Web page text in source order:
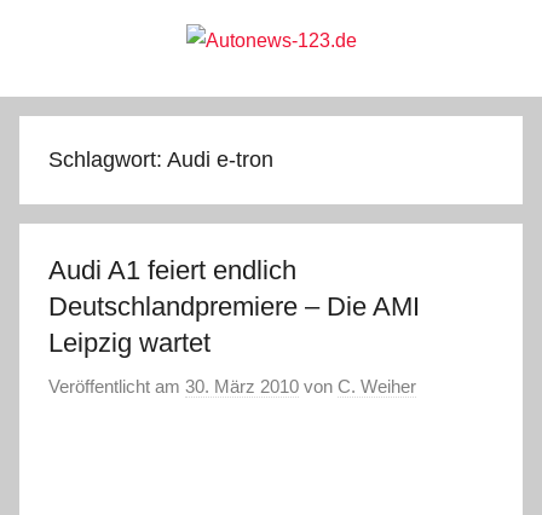
Autonews-
123.de
Schlagwort: Audi e-tron
Audi A1 feiert endlich
Deutschlandpremiere – Die AMI
Leipzig wartet
Veröffentlicht am 30. März 2010 von C. Weiher